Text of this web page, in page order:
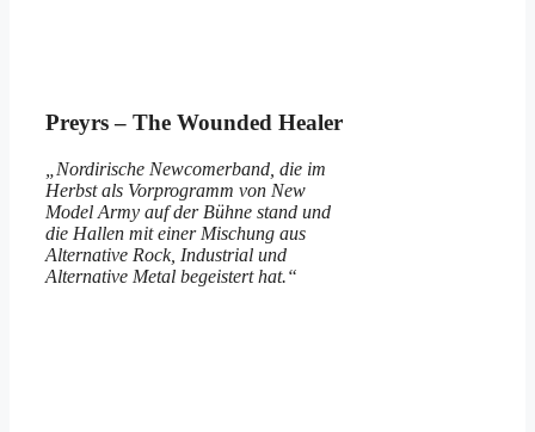
Preyrs – The Wounded Healer
„Nordirische Newcomerband, die im
Herbst als Vorprogramm von New
Model Army auf der Bühne stand und
die Hallen mit einer Mischung aus
Alternative Rock, Industrial und
Alternative Metal begeistert hat.“